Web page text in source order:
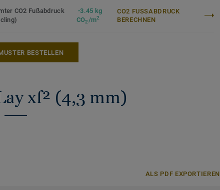
CO2 Fußabdruck
-3.45 kg
CO2/m2
CO2 FUSSABDRUCK B
ERECHNEN
BESTELLEN
xf² (4,3 mm)
ALS PDF EXPORTIEREN